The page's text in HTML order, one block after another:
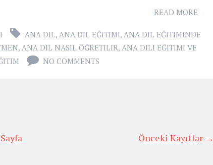
READ MORE
ANA DIL, ANA DIL EĞITIMI, ANA DIL EĞITIMINDE
, ANA DIL NASIL ÖĞRETILIR, ANA DILI EĞITIMI VE
NO COMMENTS
Önceki Kayıtlar →